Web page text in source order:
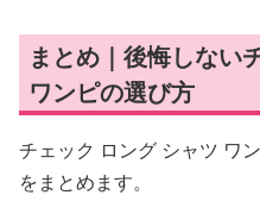
まとめ｜後悔しない
ワンピの選び方
チェック ロング シャツ ワ
をまとめます。